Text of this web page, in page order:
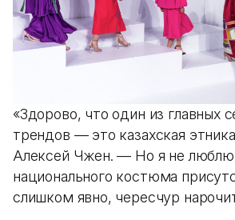
«Здорово, что один из главных
трендов — это казахская
Алексей Чжен. — Но я не
национального костюма
слишком явно, чересчур